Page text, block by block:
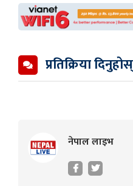
प्रतिक्रिया दिनुहोस्
नेपाल लाइभ